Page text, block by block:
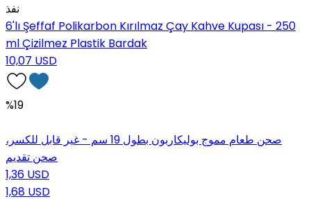
نفذ
6'lı Şeffaf Polikarbon Kırılmaz Çay Kahve Kupası - 250
ml Çizilmez Plastik Bardak
10,07 USD
%19
صحن طعام مموج بوليكاربون بطول 19 سم - غير قابل للكسر،
صحن تقديم
1,36 USD
1,68 USD